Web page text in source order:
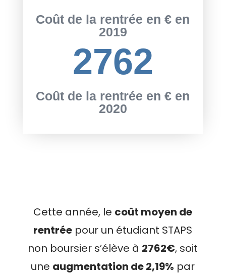
Coût de la rentrée en € en
2019
2762
Coût de la rentrée en € en
2020
Cette année, le coût moyen de
rentrée pour un étudiant STAPS
non boursier s’élève à 2762€, soit
une augmentation de 2,19% par